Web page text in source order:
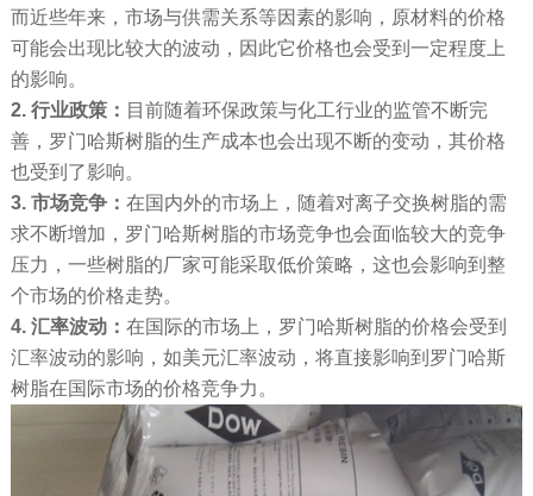
而近些年来，市场与供需关系等因素的影响，原材料的价格
可能会出现比较大的波动，因此它价格也会受到一定程度上
的影响。
2. 行业政策： 目前随着环保政策与化工行业的监管不断完
善，罗门哈斯树脂的生产成本也会出现不断的变动，其价格
也受到了影响。
3. 市场竞争： 在国内外的市场上，随着对离子交换树脂的需
求不断增加，罗门哈斯树脂的市场竞争也会面临较大的竞争
压力，一些树脂的厂家可能采取低价策略，这也会影响到整
个市场的价格走势。
4. 汇率波动： 在国际的市场上，罗门哈斯树脂的价格会受到
汇率波动的影响，如美元汇率波动，将直接影响到罗门哈斯
树脂在国际市场的价格竞争力。